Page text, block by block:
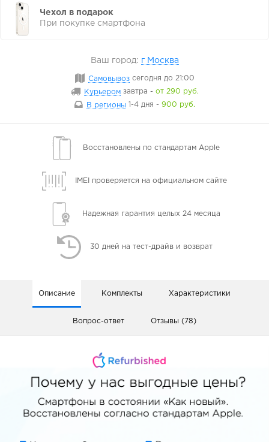
Чехол в подарок
При покупке смартфона
Ваш город: г Москва
Самовывоз сегодня до 21:00
Курьером завтра - от 290 руб.
В регионы
1-4 дня - 900 руб.
Восстановлены по стандартам Apple
IMEI проверяется на официальном сайте
Надежная гарантия целых 24 месяца
30 дней на тест-драйв и возврат
Описание Комплекты Характеристики
Вопрос-ответ Отзывы (78)